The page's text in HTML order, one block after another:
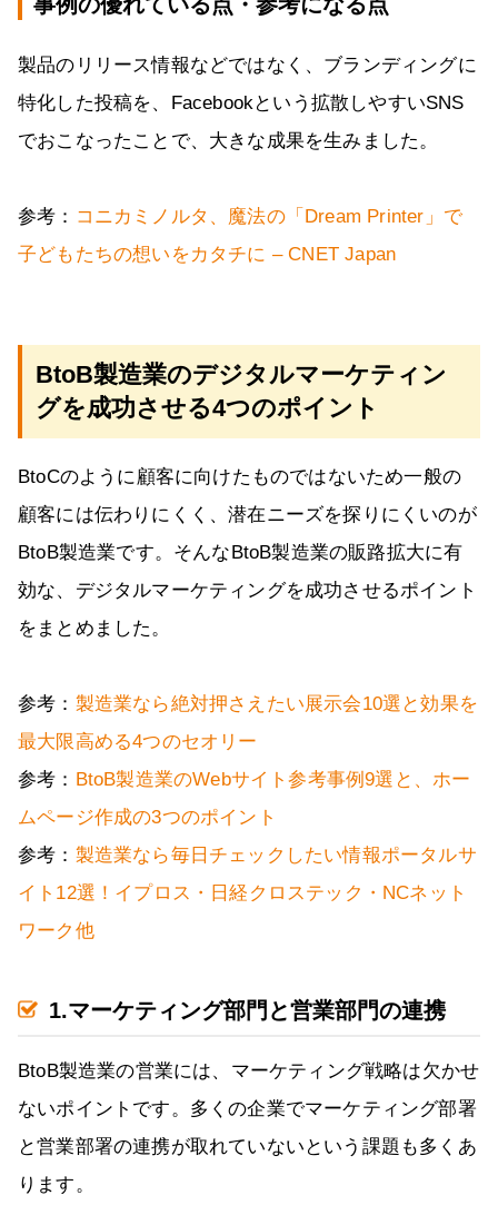
製品のリリース情報などではなく、ブランディングに
特化した投稿を、Facebookという拡散しやすいSNS
でおこなったことで、大きな成果を生みました。
参考： コニカミノルタ、魔法の「Dream Printer」で
子どもたちの想いをカタチに – CNET Japan
BtoB製造業のデジタルマーケティン
グを成功させる4つのポイント
BtoCのように顧客に向けたものではないため一般の
顧客には伝わりにくく、潜在ニーズを探りにくいのが
BtoB製造業です。そんなBtoB製造業の販路拡大に有
効な、デジタルマーケティングを成功させるポイント
をまとめました。
参考： 製造業なら絶対押さえたい展示会10選と効果を
最大限高める4つのセオリー
参考： BtoB製造業のWebサイト参考事例9選と、ホー
ムページ作成の3つのポイント
参考： 製造業なら毎日チェックしたい情報ポータルサ
イト12選！イプロス・日経クロステック・NCネット
ワーク他
1.マーケティング部門と営業部門の連携
BtoB製造業の営業には、マーケティング戦略は欠かせ
ないポイントです。多くの企業でマーケティング部署
と営業部署の連携が取れていないという課題も多くあ
ります。